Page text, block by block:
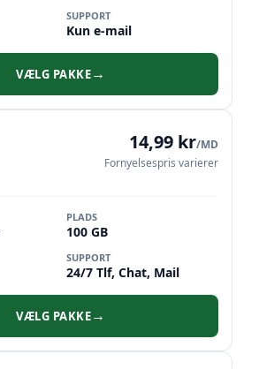
SUPPORT
Kun e-mail
VÆLG PAKKE→
14,99 kr/MD
Fornyelsespris varierer
PLADS
100 GB
SUPPORT
24/7 Tlf, Chat, Mail
VÆLG PAKKE→